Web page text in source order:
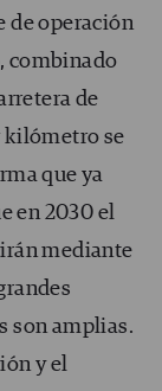
de operación
combinado
de
kilómetro se
que ya
en 2030 el
mediante
son amplias.
y el